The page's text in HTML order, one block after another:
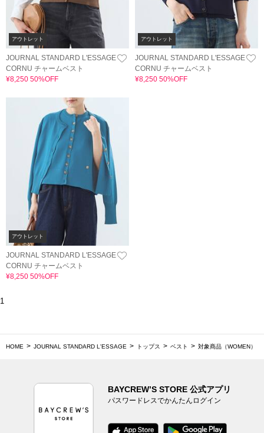
アウトレット
JOURNAL STANDARD L'ESSAGE
CORNU チャームベスト
¥8,250 50%OFF
アウトレット
JOURNAL STANDARD L'ESSAGE
CORNU チャームベスト
¥8,250 50%OFF
アウトレット
JOURNAL STANDARD L'ESSAGE
CORNU チャームベスト
¥8,250 50%OFF
1
HOME JOURNAL STANDARD L'ESSAGE トップス ベスト 対象商品（WOMEN）
BAYCREW’S STORE 公式アプリ
パスワードレスでかんたんログイン